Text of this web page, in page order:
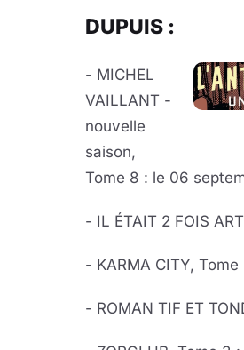
DUPUIS :
- MICHEL
VAILLANT -
nouvelle
saison,
Tome 8 : le 06
- IL ÉTAIT 2 FOIS
- KARMA CITY,
- ROMAN TIF ET